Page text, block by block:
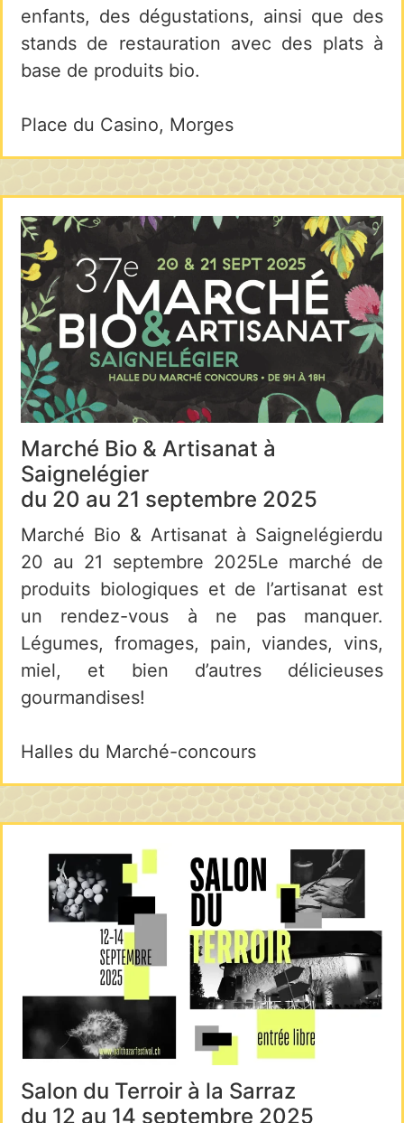
enfants, des dégustations, ainsi que des
stands de restauration avec des plats à
base de produits bio.
Place du Casino, Morges
Marché Bio & Artisanat à
Saignelégier
du 20 au 21 septembre 2025
Marché Bio & Artisanat à Saignelégierdu
20 au 21 septembre 2025Le marché de
produits biologiques et de l’artisanat est
un rendez-vous à ne pas manquer.
Légumes, fromages, pain, viandes, vins,
miel, et bien d’autres délicieuses
gourmandises!
Halles du Marché-concours
Salon du Terroir à la Sarraz
du 12 au 14 septembre 2025